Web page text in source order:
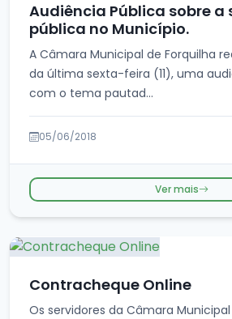
Audiência Pública sobre a
pública no Município.
A Câmara Municipal de Forquilha
da última sexta-feira (11), uma
com o tema pautad...
05/06/2018
Ver mais
Contracheque Online
Os servidores da Câmara